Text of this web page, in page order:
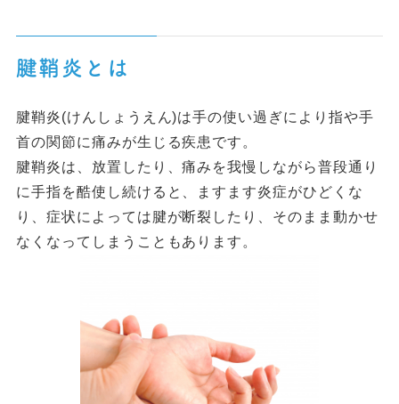
腱鞘炎とは
腱鞘炎(けんしょうえん)は手の使い過ぎにより指や手
首の関節に痛みが生じる疾患です。
腱鞘炎は、放置したり、痛みを我慢しながら普段通り
に手指を酷使し続けると、ますます炎症がひどくな
り、症状によっては腱が断裂したり、そのまま動かせ
なくなってしまうこともあります。